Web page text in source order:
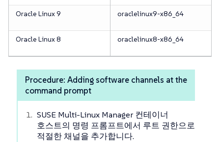
Oracle Linux 9 oraclelinux9-x86_64
Oracle Linux 8 oraclelinux8-x86_64
Procedure: Adding software channels at the
command prompt
SUSE Multi-Linux Manager 컨테이너
호스트의 명령 프롬프트에서 루트 권한으로
적절한 채널을 추가합니다.